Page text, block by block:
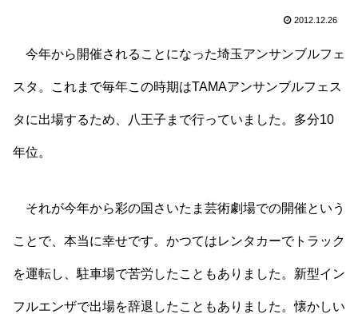
2012.12.26
今年から開催されることになった埼玉アンサンブルフェ
スタ。これまで毎年この時期はTAMAアンサンブルフェス
タに出場するため、八王子まで行っていました。多分10
年位。
それが今年から彩の国さいたま芸術劇場での開催という
ことで、本当に幸せです。かつてはレンタカーでトラック
を運転し、駐車場で苦労したこともありました。新型イン
フルエンザで出場を辞退したこともありました。懐かしい